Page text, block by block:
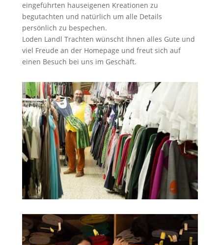
eingeführten hauseigenen Kreationen zu
begutachten und natürlich um alle Details
persönlich zu bespechen.
Loden Landl Trachten wünscht Ihnen alles Gute und
viel Freude an der Homepage und freut sich auf
einen Besuch bei uns im Geschäft.